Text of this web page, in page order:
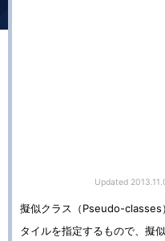
Updated
擬似クラス（Pseudo-classes
タイルを指定するもので、擬